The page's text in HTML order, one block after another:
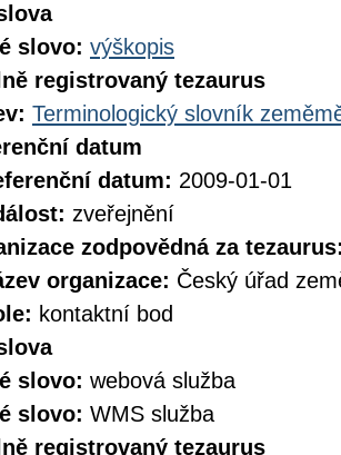
slovo: výškopis
registrovaný tezaurus
Terminologický slovník
datum
datum: 2009-01-01
zveřejnění
zodpovědná za
organizace: Český úřad
kontaktní bod
slovo: webová služba
slovo: WMS služba
registrovaný tezaurus